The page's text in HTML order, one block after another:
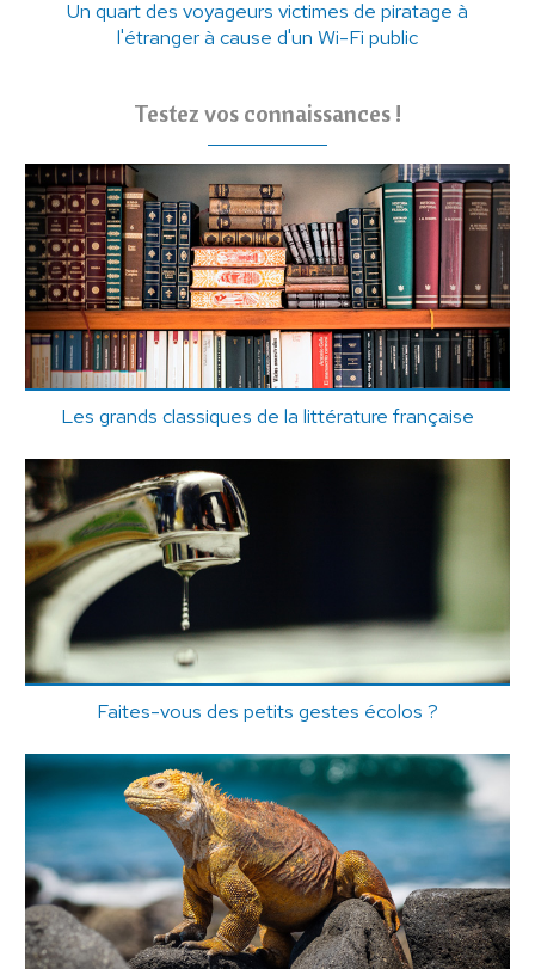
Un quart des voyageurs victimes de piratage à
l'étranger à cause d'un Wi-Fi public
Testez vos connaissances !
Les grands classiques de la littérature française
Faites-vous des petits gestes écolos ?